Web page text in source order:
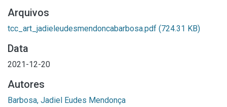
Arquivos
tcc_art_jadieleudesmendoncabarbosa.pdf (724.31 KB)
Data
2021-12-20
Autores
Barbosa, Jadiel Eudes Mendonça